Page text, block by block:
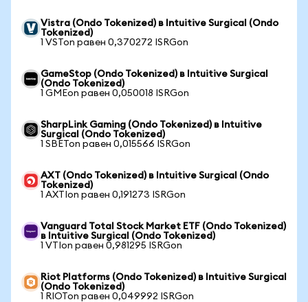
Vistra (Ondo Tokenized) в Intuitive Surgical (Ondo
Tokenized)
1 VSTon равен 0,370272 ISRGon
GameStop (Ondo Tokenized) в Intuitive Surgical
(Ondo Tokenized)
1 GMEon равен 0,050018 ISRGon
SharpLink Gaming (Ondo Tokenized) в Intuitive
Surgical (Ondo Tokenized)
1 SBETon равен 0,015566 ISRGon
AXT (Ondo Tokenized) в Intuitive Surgical (Ondo
Tokenized)
1 AXTIon равен 0,191273 ISRGon
Vanguard Total Stock Market ETF (Ondo Tokenized)
в Intuitive Surgical (Ondo Tokenized)
1 VTIon равен 0,981295 ISRGon
Riot Platforms (Ondo Tokenized) в Intuitive Surgical
(Ondo Tokenized)
1 RIOTon равен 0,049992 ISRGon